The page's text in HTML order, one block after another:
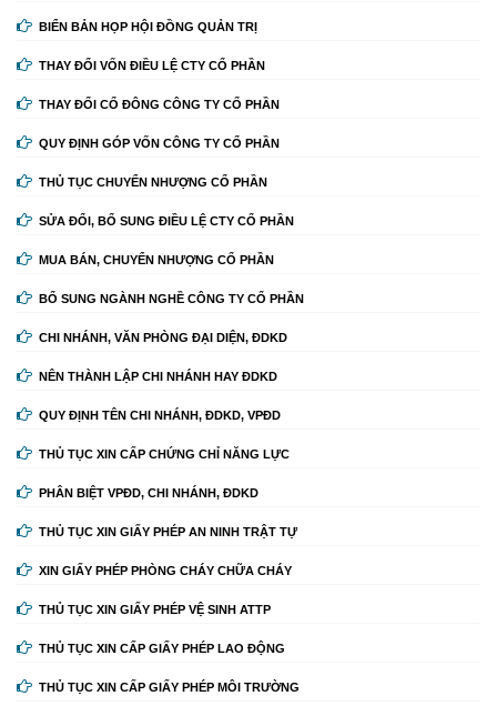
BIỂN BẢN HỌP HỘI ĐỒNG QUẢN TRỊ
THAY ĐỔI VỐN ĐIỀU LỆ CTY CỔ PHẦN
THAY ĐỔI CỔ ĐÔNG CÔNG TY CỔ PHẦN
QUY ĐỊNH GÓP VỐN CÔNG TY CỔ PHẦN
THỦ TỤC CHUYỂN NHƯỢNG CỔ PHẦN
SỬA ĐỔI, BỔ SUNG ĐIỀU LỆ CTY CỔ PHẦN
MUA BÁN, CHUYỂN NHƯỢNG CỔ PHẦN
BỔ SUNG NGÀNH NGHỀ CÔNG TY CỔ PHẦN
CHI NHÁNH, VĂN PHÒNG ĐẠI DIỆN, ĐDKD
NÊN THÀNH LẬP CHI NHÁNH HAY ĐDKD
QUY ĐỊNH TÊN CHI NHÁNH, ĐDKD, VPĐD
THỦ TỤC XIN CẤP CHỨNG CHỈ NĂNG LỰC
PHÂN BIỆT VPĐD, CHI NHÁNH, ĐDKD
THỦ TỤC XIN GIẤY PHÉP AN NINH TRẬT TỰ
XIN GIẤY PHÉP PHÒNG CHÁY CHỮA CHÁY
THỦ TỤC XIN GIẤY PHÉP VỆ SINH ATTP
THỦ TỤC XIN CẤP GIẤY PHÉP LAO ĐỘNG
THỦ TỤC XIN CẤP GIẤY PHÉP MÔI TRƯỜNG